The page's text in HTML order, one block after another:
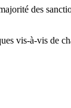
des
vis-à-vis de